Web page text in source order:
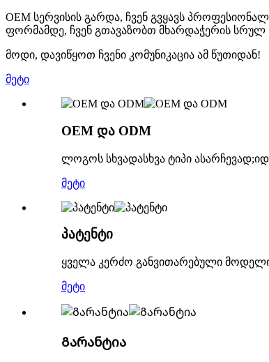
OEM სერვისის გარდა, ჩვენ გვყავს
ფორმამდე, ჩვენ გთავაზობთ მხარდაჭერის სრულ
მოდი, დავიწყოთ ჩვენი კომუნიკაცია ამ წუთიდან!
მეტი
OEM და ODM
ლოგოს სხვადასხვა ტიპი
მეტი
პატენტი
ყველა კერძო განვითარებული
მეტი
Გარანტია